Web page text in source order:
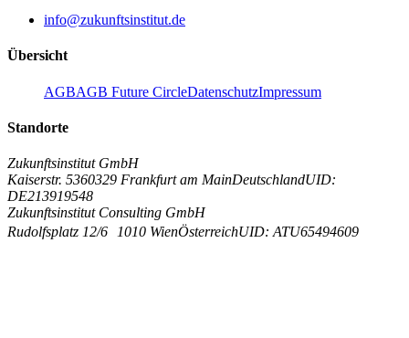
info@zukunftsinstitut.de
Übersicht
AGBAGB Future CircleDatenschutzImpressum
Standorte
Zukunftsinstitut GmbH
Kaiserstr. 5360329 Frankfurt am MainDeutschlandUID:
DE213919548
Zukunftsinstitut Consulting GmbH
Rudolfsplatz 12/6
1010 WienÖsterreichUID: ATU65494609